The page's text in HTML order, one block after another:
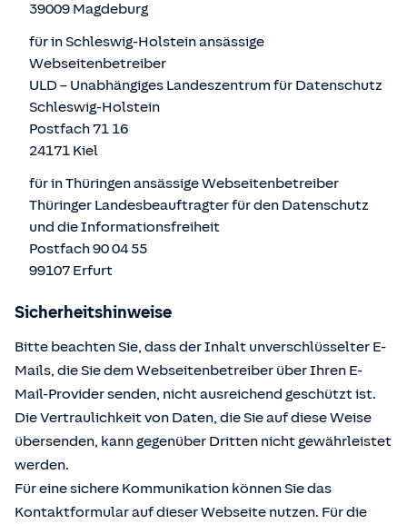
39009 Magdeburg
für in Schleswig-Holstein ansässige
Webseitenbetreiber
ULD – Unabhängiges Landeszentrum für Datenschutz
Schleswig-Holstein
Postfach 71 16
24171 Kiel
für in Thüringen ansässige Webseitenbetreiber
Thüringer Landesbeauftragter für den Datenschutz
und die Informationsfreiheit
Postfach 90 04 55
99107 Erfurt
Sicherheitshinweise
Bitte beachten Sie, dass der Inhalt unverschlüsselter E-
Mails, die Sie dem Webseitenbetreiber über Ihren E-
Mail-Provider senden, nicht ausreichend geschützt ist.
Die Vertraulichkeit von Daten, die Sie auf diese Weise
übersenden, kann gegenüber Dritten nicht gewährleistet
werden.
Für eine sichere Kommunikation können Sie das
Kontaktformular auf dieser Webseite nutzen. Für die